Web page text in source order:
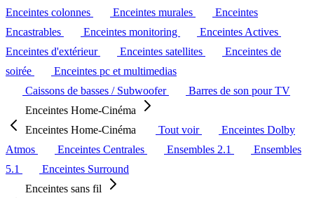
Enceintes colonnes
Enceintes murales
Enceintes
Encastrables
Enceintes monitoring
Enceintes Actives
Enceintes d'extérieur
Enceintes satellites
Enceintes de
soirée
Enceintes pc et multimedias
Caissons de basses / Subwoofer
Barres de son pour TV
Enceintes Home-Cinéma
Enceintes Home-Cinéma
Tout voir
Enceintes Dolby
Atmos
Enceintes Centrales Ensembles 2.1
Ensembles
5.1
Enceintes Surround
Enceintes sans fil